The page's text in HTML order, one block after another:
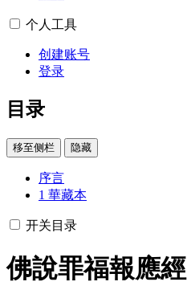
个人工具
创建账号
登录
目录
移至侧栏 隐藏
序言
1 華藏本
开关目录
佛說罪福報應經